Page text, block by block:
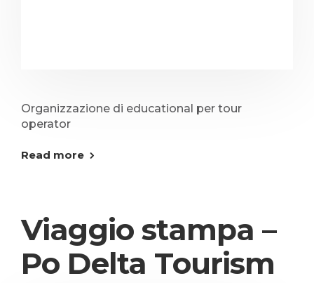
Organizzazione di educational per tour
operator
Read more
Viaggio stampa –
Po Delta Tourism